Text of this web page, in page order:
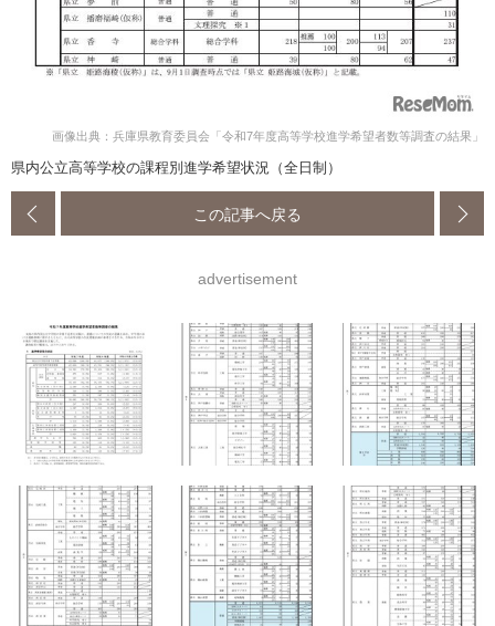
画像出典：兵庫県教育委員会「令和7年度高等学校進学希望者数等調査の結果」
県内公立高等学校の課程別進学希望状況（全日制）
この記事へ戻る
advertisement